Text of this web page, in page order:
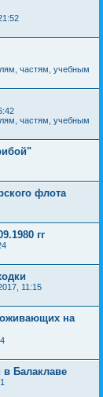
частям, учебным
частям, учебным
флота
гг
11:15
на
в Балаклаве